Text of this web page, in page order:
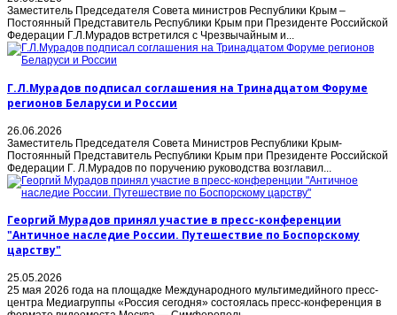
Заместитель Председателя Совета министров Республики Крым –
Постоянный Представитель Республики Крым при Президенте Российской
Федерации Г.Л.Мурадов встретился с Чрезвычайным и...
Г.Л.Мурадов подписал соглашения на Тринадцатом Форуме
регионов Беларуси и России
26.06.2026
Заместитель Председателя Совета Министров Республики Крым-
Постоянный Представитель Республики Крым при Президенте Российской
Федерации Г. Л.Мурадов по поручению руководства возглавил...
Георгий Мурадов принял участие в пресс-конференции
"Античное наследие России. Путешествие по Боспорскому
царству"
25.05.2026
25 мая 2026 года на площадке Международного мультимедийного пресс-
центра Медиагруппы «Россия сегодня» состоялась пресс-конференция в